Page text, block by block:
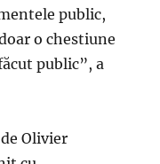
public,
o chestiune
public”, a
Olivier